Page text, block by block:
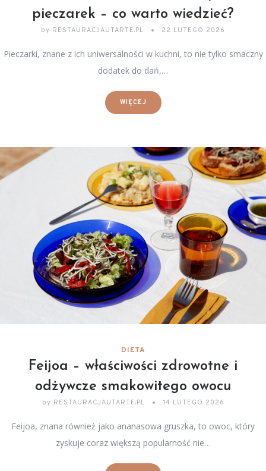
pieczarek – co warto wiedzieć?
by RESTAURACJAUTARTE.PL 22 LUTEGO 2026
Pieczarki, znane z ich uniwersalności w kuchni, to nie tylko smaczny
dodatek do dań,…
WIĘCEJ
DIETA
Feijoa – właściwości zdrowotne i
odżywcze smakowitego owocu
by RESTAURACJAUTARTE.PL 14 LUTEGO 2026
Feijoa, znana również jako ananasowa gruszka, to owoc, który
zyskuje coraz większą popularność nie…